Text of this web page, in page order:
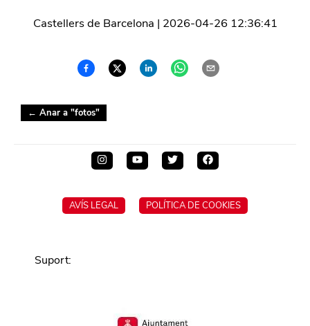
Castellers de Barcelona | 2026-04-26 12:36:41
← Anar a "fotos"
AVÍS LEGAL POLÍTICA DE COOKIES
Suport: